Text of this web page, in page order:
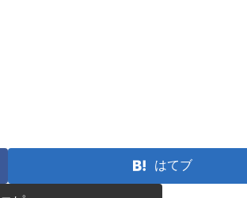
はてブ